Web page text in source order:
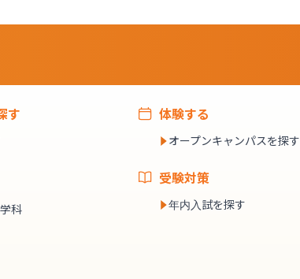
す
科
体験する
オープンキャンパスを探す
受験対策
年内入試を探す